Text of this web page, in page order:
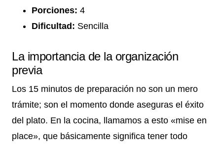
Porciones: 4
Dificultad: Sencilla
La importancia de la organización
previa
Los 15 minutos de preparación no son un mero
trámite; son el momento donde aseguras el éxito
del plato. En la cocina, llamamos a esto «mise en
place», que básicamente significa tener todo